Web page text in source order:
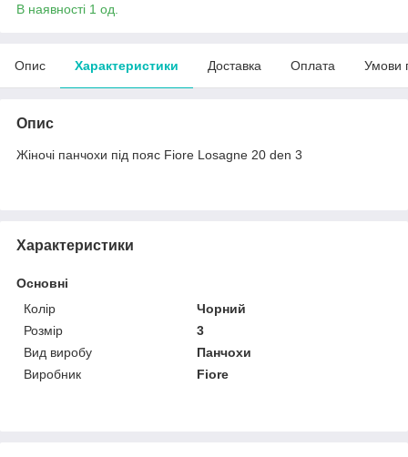
В наявності 1 од.
Опис Характеристики Доставка Оплата Умови
Опис
Жіночі панчохи під пояс Fiore Losagne 20 den 3
Характеристики
Основні
Колір
Чорний
Розмір
3
Вид виробу
Панчохи
Виробник
Fiore